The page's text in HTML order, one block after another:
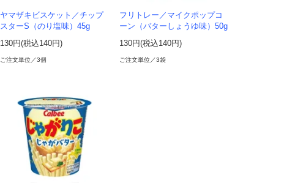
ヤマザキビスケット／チップ
スターS（のり塩味）45g
130円(税込140円)
ご注文単位／3個
フリトレー／マイクポップコ
ーン（バターしょうゆ味）50g
130円(税込140円)
ご注文単位／3袋